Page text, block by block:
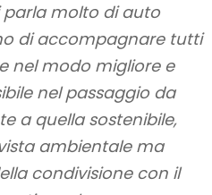
molto di auto
di accompagnare tutti
nel modo migliore e
nel passaggio da
a quella sostenibile,
ambientale ma
condivisione con il